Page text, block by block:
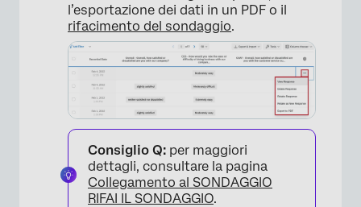
l’esportazione dei dati in un PDF o il
rifacimento del sondaggio.
Consiglio Q: per maggiori
dettagli, consultare la pagina
Collegamento al SONDAGGIO
RIFAI IL SONDAGGIO.